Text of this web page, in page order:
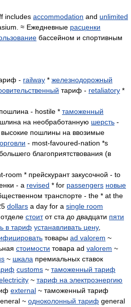
includes accommodation and unlimited
≈ Ежедневные расценки
бассейном и спортивным
- railway * железнодорожный
тариф - retaliatory *
пошлина - hostile * таможенный
на необработанную шерсть -
пошлины на ввозимые
- most-favoured-nation *s
благоприятствования (в
* прейскурант закусочной - to
- a revised * for passengers новые
транспорте - the * at the
dollars a day for a single room
отделе стоитот ста до двадцати пяти
в тариф устанавливать цену,
товары ad valorem ~
стоимости товара ad valorem ~
~ шкала премиальных ставок
customs ~ таможенный тариф
~ тариф на электроэнергию
external ~ таможенный тариф
~ одноколонный тариф general